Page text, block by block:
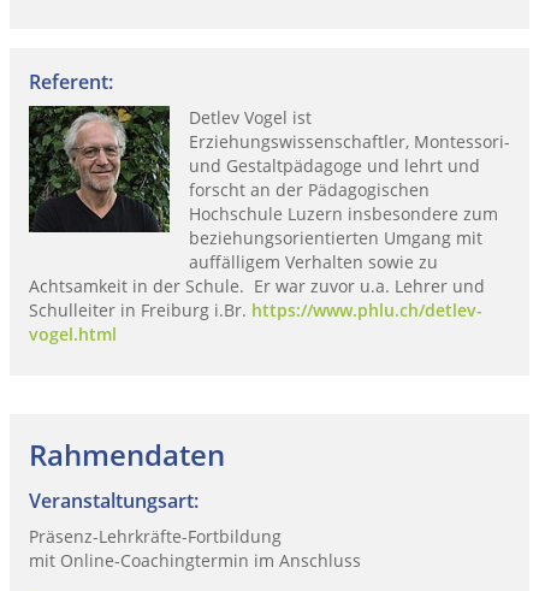
Referent:
Detlev Vogel ist
Erziehungswissenschaftler, Montessori-
und Gestaltpädagoge und lehrt und
forscht an der Pädagogischen
Hochschule Luzern insbesondere zum
beziehungsorientierten Umgang mit
auffälligem Verhalten sowie zu
Achtsamkeit in der Schule. Er war zuvor u.a. Lehrer und
Schulleiter in Freiburg i.Br. https://www.phlu.ch/detlev-
vogel.html
Rahmendaten
Veranstaltungsart:
Präsenz-Lehrkräfte-Fortbildung
mit Online-Coachingtermin im Anschluss